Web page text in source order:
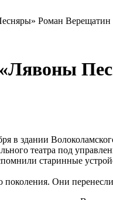
Роман Верещатин
в здании
театра под
старинные
Они